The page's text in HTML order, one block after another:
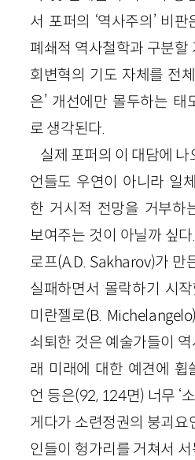
서 포퍼의 ‘역사주의’ 비
폐쇄적 역사철학과 구분할
회변혁의 기도 자체를 전
은’ 개선에만 몰두하는
로 생각된다.
실제 포퍼의 이 대담에
언들도 우연이 아니라 일
한 거시적 전망을 거부하
보여주는 것이 아닐까 싶
로프(A.D. Sakharov)가 만
실패하면서 몰락하기 시
미란젤로(B.
쇠퇴한 것은 예술가들이
래 미래에 대한 예견에 휩
언 등은(92, 124면) 너무 ‘
게다가 소련정권의 붕괴요
인들이 헝가리를 거쳐서